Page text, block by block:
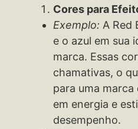
Cores para
Exemplo: A Red
e o azul em sua
marca. Essas
chamativas, o
para uma
em energia e
desempenho.